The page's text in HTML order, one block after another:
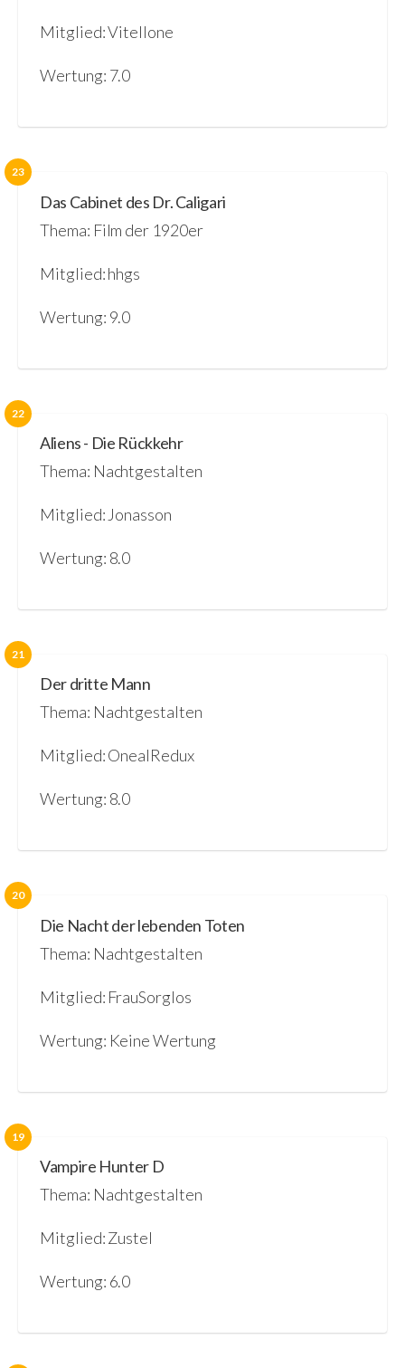
Mitglied: Vitellone
Wertung: 7.0
23
Das Cabinet des Dr. Caligari
Thema: Film der 1920er
Mitglied: hhgs
Wertung: 9.0
22
Aliens - Die Rückkehr
Thema: Nachtgestalten
Mitglied: Jonasson
Wertung: 8.0
21
Der dritte Mann
Thema: Nachtgestalten
Mitglied: OnealRedux
Wertung: 8.0
20
Die Nacht der lebenden Toten
Thema: Nachtgestalten
Mitglied: FrauSorglos
Wertung: Keine Wertung
19
Vampire Hunter D
Thema: Nachtgestalten
Mitglied: Zustel
Wertung: 6.0